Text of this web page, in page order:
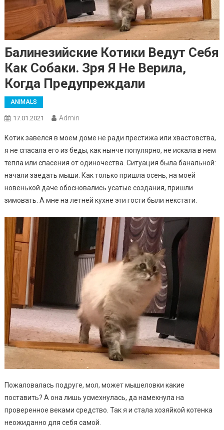
Балинезийские Котики Ведут Себя
Как Собаки. Зря Я Не Верила,
Когда Предупреждали
ANIMALS
17.01.2021 Admin
Котик завелся в моем доме не ради престижа или хвастовства,
я не спасала его из беды, как нынче популярно, не искала в нем
тепла или спасения от одиночества. Ситуация была банальной:
начали заедать мыши. Как только пришла осень, на моей
новенькой даче обосновались усатые создания, пришли
зимовать. А мне на летней кухне эти гости были некстати.
Пожаловалась подруге, мол, может мышеловки какие
поставить? А она лишь усмехнулась, да намекнула на
проверенное веками средство. Так я и стала хозяйкой котенка
неожиданно для себя самой.